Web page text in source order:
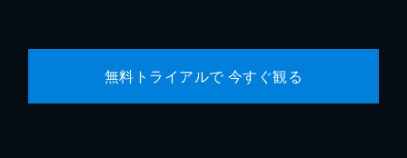
無料トライアルで 今すぐ観る